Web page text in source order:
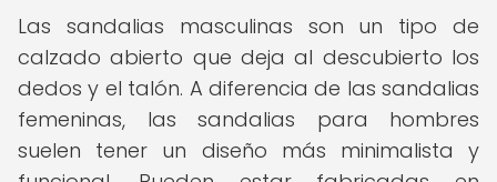
Las sandalias masculinas son un tipo de
calzado abierto que deja al descubierto los
dedos y el talón. A diferencia de las sandalias
femeninas, las sandalias para hombres
suelen tener un diseño más minimalista y